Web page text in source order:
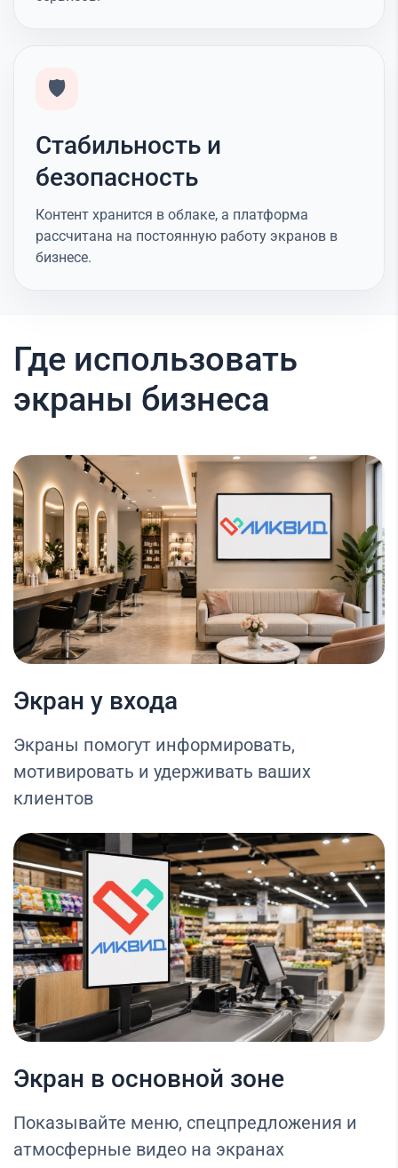
🛡️
Стабильность и
безопасность
Контент хранится в облаке, а платформа
рассчитана на постоянную работу экранов в
бизнесе.
Где использовать
экраны бизнеса
Экран у входа
Экраны помогут информировать,
мотивировать и удерживать ваших
клиентов
Экран в основной зоне
Показывайте меню, спецпредложения и
атмосферные видео на экранах